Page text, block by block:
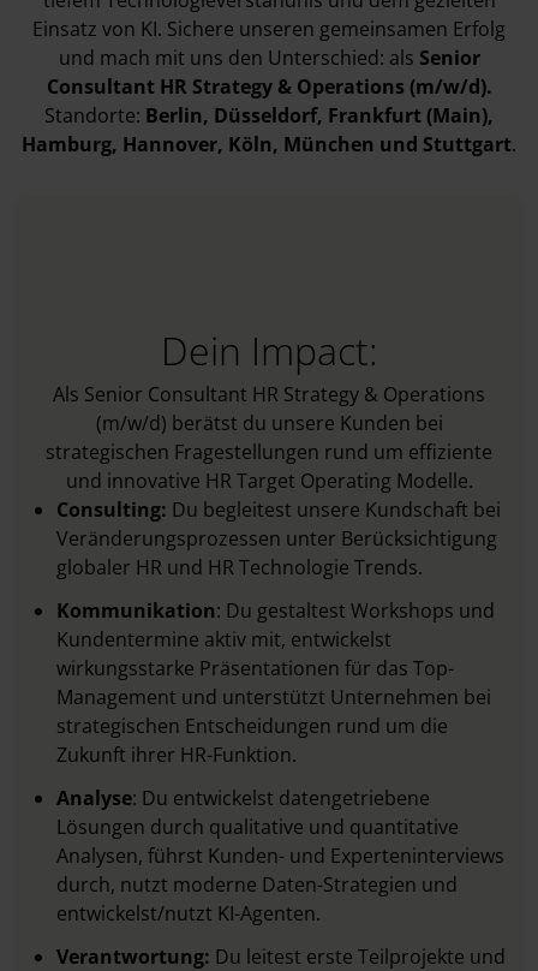
Einsatz von KI. Sichere unseren gemeinsamen Erfolg
und mach mit uns den Unterschied: als Senior
Consultant HR Strategy & Operations (m/w/d).
Standorte: Berlin, Düsseldorf, Frankfurt (Main),
Hamburg, Hannover, Köln, München und Stuttgart.
Dein Impact:
Als Senior Consultant HR Strategy & Operations
(m/w/d) berätst du unsere Kunden bei
strategischen Fragestellungen rund um effiziente
und innovative HR Target Operating Modelle.
Consulting: Du begleitest unsere Kundschaft bei
Veränderungsprozessen unter Berücksichtigung
globaler HR und HR Technologie Trends.
Kommunikation: Du gestaltest Workshops und
Kundentermine aktiv mit, entwickelst
wirkungsstarke Präsentationen für das Top-
Management und unterstützt Unternehmen bei
strategischen Entscheidungen rund um die
Zukunft ihrer HR-Funktion.
Analyse: Du entwickelst datengetriebene
Lösungen durch qualitative und quantitative
Analysen, führst Kunden- und Experteninterviews
durch, nutzt moderne Daten-Strategien und
entwickelst/nutzt KI-Agenten.
Verantwortung: Du leitest erste Teilprojekte und